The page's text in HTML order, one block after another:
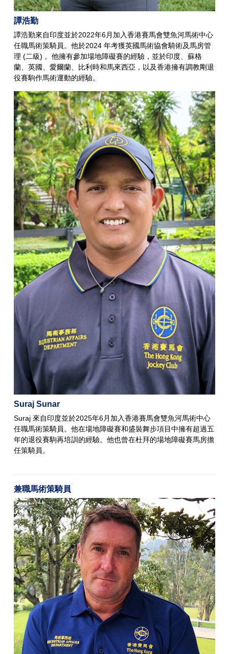
譚浩勤
譚浩勤來自印度並於2022年6月加入香港賽馬會雙魚河馬術中心
任職馬術策騎員。他於2024 年考獲英國馬術協會騎術及馬房管
理 (二級) 。他擁有參加場地障礙賽的經驗，並於印度、蘇格
蘭、英國、愛爾蘭、比利時和馬來西亞，以及香港擁有調教剛退
役賽駒作馬術運動的經驗。
Suraj Sunar
Suraj 來自印度並於2025年6月加入香港賽馬會雙魚河馬術中心
任職馬術策騎員。他在場地障礙賽和盛裝舞步項目中擁有超過五
年的退役賽駒再培訓的經驗。他也曾在杜拜的場地障礙賽馬房擔
任策騎員。
兼職馬術策騎員